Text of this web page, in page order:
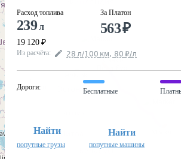
Расход топлива
239л
19 120 ₽
За Платон
563₽
Из расчёта: 28 л/100 км, 80 ₽/л
Дороги:
Бесплатные
Найти
попутные грузы
Найти
попутные машины